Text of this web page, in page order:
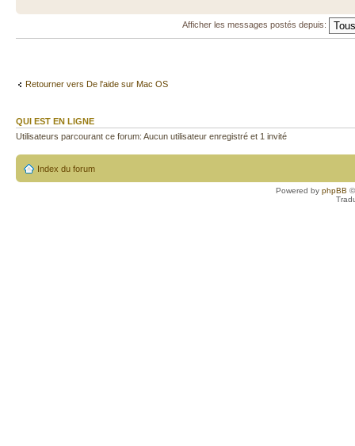
Afficher les messages postés depuis:
Retourner vers De l'aide sur Mac OS
QUI EST EN LIGNE
Utilisateurs parcourant ce forum: Aucun utilisateur enregistré et 1 invité
Index du forum
Powered by phpBB